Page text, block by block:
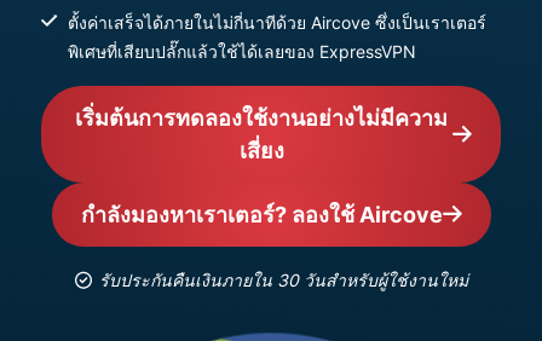
ตั้งค่าเสร็จได้ภายในไม่กี่นาทีด้วย Aircove ซึ่งเป็นเราเตอร์
พิเศษที่เสียบปลั๊กแล้วใช้ได้เลยของ ExpressVPN
เริ่มต้นการทดลองใช้งานอย่างไม่มีความ
เสี่ยง
กำลังมองหาเราเตอร์? ลองใช้ Aircove
รับประกันคืนเงินภายใน 30 วันสำหรับผู้ใช้งานใหม่